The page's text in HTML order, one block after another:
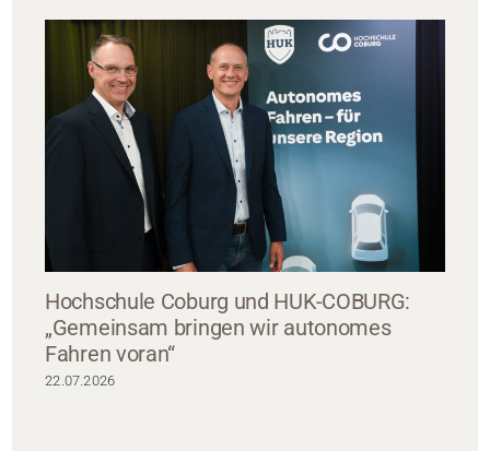
Hochschule Coburg und HUK-COBURG:
„Gemeinsam bringen wir autonomes
Fahren voran“
22.07.2026